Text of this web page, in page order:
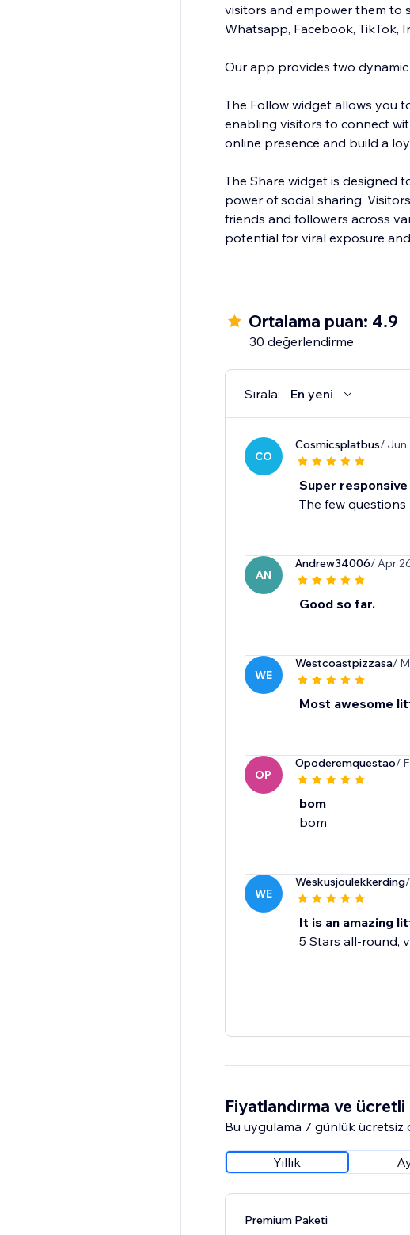
visitors and empower them to
Whatsapp, Facebook, TikTok,
Our app provides two
The Follow widget allows you
enabling visitors to connect
online presence and build a
The Share widget is designed
power of social sharing.
friends and followers across
potential for viral exposure
Ortalama puan: 4.9
30 değerlendirme
Sırala: En yeni
CO
Cosmicsplatbus/ Jun
Super
The few
AN
Andrew34006/ Apr
Good so far.
WE
Westcoastpizzasa/
Most awesome
OP
Opoderemquestao/
bom
bom
WE
Weskusjoulekkerding
It is an amazing
5 Stars all-round,
Fiyatlandırma ve
Bu uygulama 7 günlük ücretsiz
Yıllık
Premium Paketi